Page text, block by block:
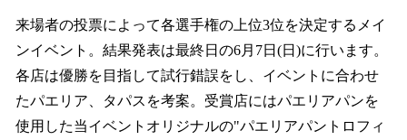
来場者の投票によって各選手権の上位3位を決定するメイ
ンイベント。結果発表は最終日の6月7日(日)に行います。
各店は優勝を目指して試行錯誤をし、イベントに合わせ
たパエリア、タパスを考案。受賞店にはパエリアパンを
使用した当イベントオリジナルの"パエリアパントロフィ